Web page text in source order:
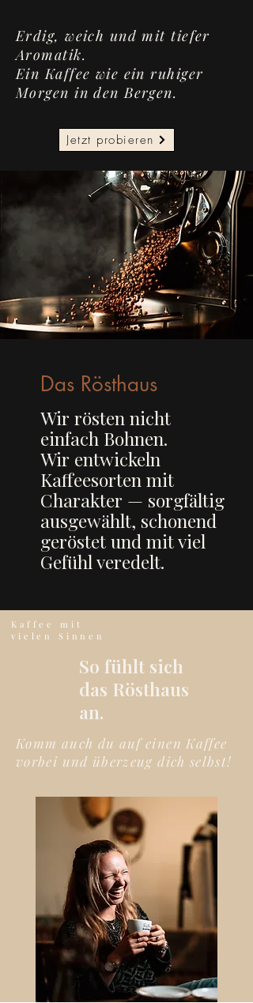
Erdig, weich und mit tiefer
Aromatik.
Ein Kaffee wie ein ruhiger
Morgen in den Bergen.
Jetzt probieren
Das Rösthaus
Wir rösten nicht
einfach Bohnen.
Wir entwickeln
Kaffeesorten mit
Charakter — sorgfältig
ausgewählt, schonend
geröstet und mit viel
Gefühl veredelt.
Kaffee mit
vielen Sinnen
So fühlt sich
das Rösthaus
an.
Komm auch du auf einen Kaffee
vorbei und überzeug dich selbst!